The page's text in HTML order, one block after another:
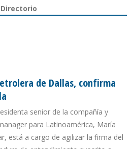
Directorio
de Dallas, confirma
senior de la compañía y
para Latinoamérica, María
está a cargo de agilizar la firma del